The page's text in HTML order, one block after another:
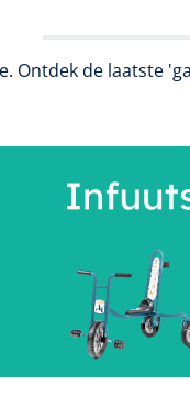
Ontdek de laatste